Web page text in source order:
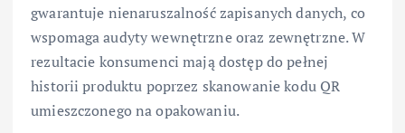
gwarantuje nienaruszalność zapisanych danych, co
wspomaga audyty wewnętrzne oraz zewnętrzne. W
rezultacie konsumenci mają dostęp do pełnej
historii produktu poprzez skanowanie kodu QR
umieszczonego na opakowaniu.